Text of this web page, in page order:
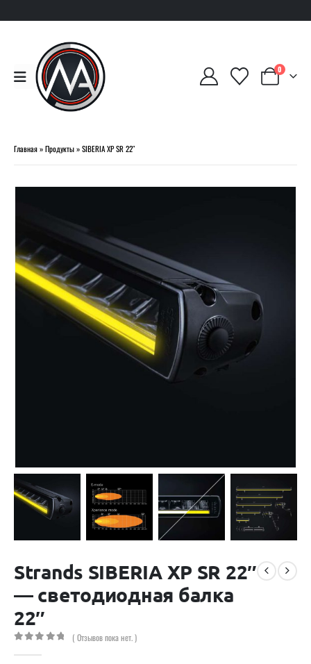
0
Главная»Продукты»SIBERIA XP SR 22″
Strands SIBERIA XP SR 22″
— светодиодная балка
22″
( Отзывов пока нет. )